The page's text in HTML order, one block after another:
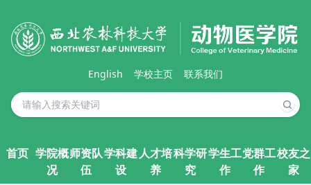
English 学校主页 联系我们
首页 学院概
况
师资队
伍
学科建
设
人才培
养
科学研
究
学生工
作
党群工
作
校友之
家